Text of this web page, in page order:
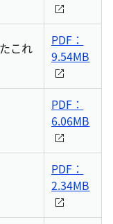
これ
PDF：
9.54MB
PDF：
6.06MB
PDF：
2.34MB